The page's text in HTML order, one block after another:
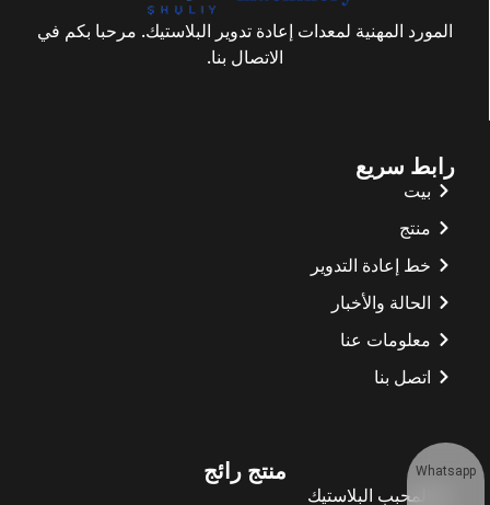
المورد المهنية لمعدات إعادة تدوير البلاستيك. مرحبا بكم في
الاتصال بنا.
رابط سريع
بيت
منتج
خط إعادة التدوير
الحالة والأخبار
معلومات عنا
اتصل بنا
منتج رائج
المحبب البلاستيك
Whatsapp